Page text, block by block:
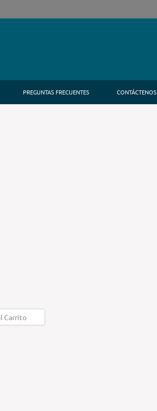
PREGUNTAS FRECUENTES CONTÁCTENOS
Carrito